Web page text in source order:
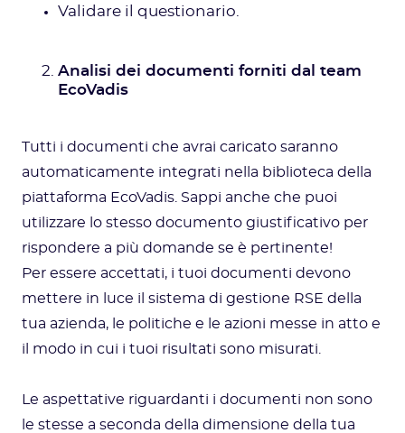
Validare il questionario.
Analisi dei documenti forniti dal team
EcoVadis
Tutti i documenti che avrai caricato saranno
automaticamente integrati nella biblioteca della
piattaforma EcoVadis. Sappi anche che puoi
utilizzare lo stesso documento giustificativo per
rispondere a più domande se è pertinente!
Per essere accettati, i tuoi documenti devono
mettere in luce il sistema di gestione RSE della
tua azienda, le politiche e le azioni messe in atto e
il modo in cui i tuoi risultati sono misurati.
Le aspettative riguardanti i documenti non sono
le stesse a seconda della dimensione della tua